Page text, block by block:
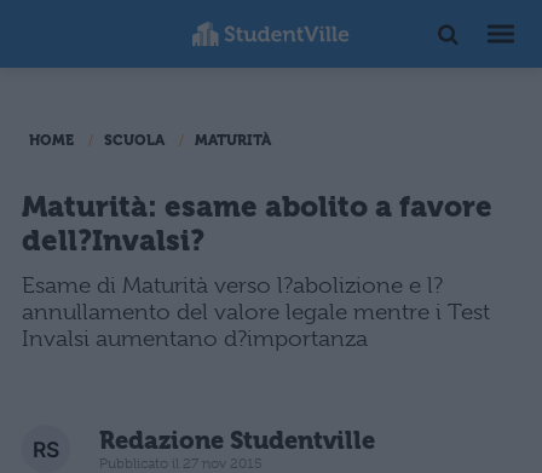
HOME SCUOLA MATURITÀ
Maturità: esame abolito a favore
dell?Invalsi?
Esame di Maturità verso l?abolizione e l?
annullamento del valore legale mentre i Test
Invalsi aumentano d?importanza
Redazione Studentville
Pubblicato il 27 nov 2015